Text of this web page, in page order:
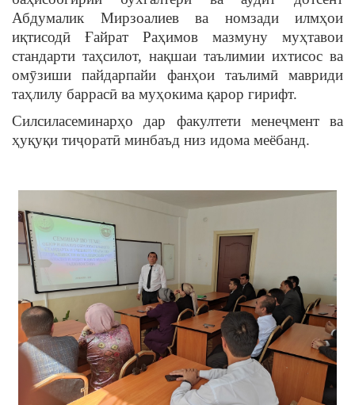
Абдумалик Мирзоалиев ва номзади илмҳои
иқтисодӣ Ғайрат Раҳимов мазмуну муҳтавои
стандарти таҳсилот, нақшаи таълимии ихтисос ва
омӯзиши пайдарпайи фанҳои таълимӣ мавриди
таҳлилу баррасӣ ва муҳокима қарор гирифт.
Силсиласеминарҳо дар факултети менеҷмент ва
ҳуқуқи тиҷоратӣ минбаъд низ идома меёбанд.